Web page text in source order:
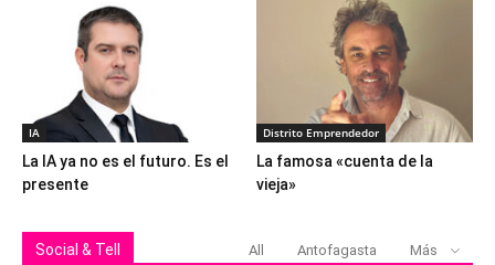
IA
La IA ya no es el futuro. Es el
presente
Distrito Emprendedor
La famosa «cuenta de la
vieja»
Social & Tell All Antofagasta Más